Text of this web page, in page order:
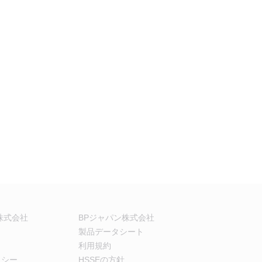
式会社
BPジャパン株式会社
製品データシート
利用規約
ー
HSSEの方針